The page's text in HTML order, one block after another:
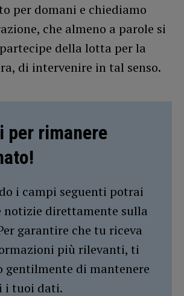
per domani e chiediamo
che almeno a parole si
della lotta per la
di intervenire in tal senso.
per rimanere
i campi seguenti potrai
notizie direttamente sulla
garantire che tu riceva
più rilevanti, ti
gentilmente di mantenere
i tuoi dati.